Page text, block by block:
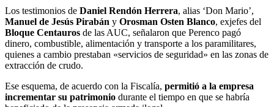
Los testimonios de Daniel Rendón Herrera, alias ‘Don Mario’,
Manuel de Jesús Pirabán y Orosman Osten Blanco, exjefes del
Bloque Centauros de las AUC, señalaron que Perenco pagó
dinero, combustible, alimentación y transporte a los paramilitares,
quienes a cambio prestaban «servicios de seguridad» en las zonas de
extracción de crudo.
Ese esquema, de acuerdo con la Fiscalía, permitió a la empresa
incrementar su patrimonio durante el tiempo en que se habría